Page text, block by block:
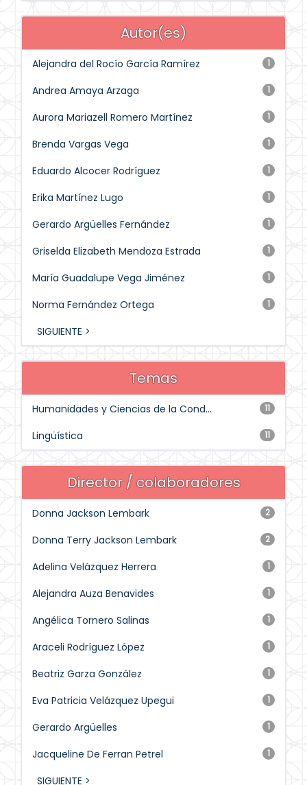
Autor(es)
1
Alejandra del Rocío García Ramírez
1
Andrea Amaya Arzaga
1
Aurora Mariazell Romero Martínez
1
Brenda Vargas Vega
1
Eduardo Alcocer Rodríguez
1
Erika Martínez Lugo
1
Gerardo Argüelles Fernández
1
Griselda Elizabeth Mendoza Estrada
1
María Guadalupe Vega Jiménez
1
Norma Fernández Ortega
SIGUIENTE >
Temas
11
Humanidades y Ciencias de la Cond...
11
Lingüística
Director / colaboradores
2
Donna Jackson Lembark
2
Donna Terry Jackson Lembark
1
Adelina Velázquez Herrera
1
Alejandra Auza Benavides
1
Angélica Tornero Salinas
1
Araceli Rodríguez López
1
Beatriz Garza González
1
Eva Patricia Velázquez Upegui
1
Gerardo Argüelles
1
Jacqueline De Ferran Petrel
SIGUIENTE >